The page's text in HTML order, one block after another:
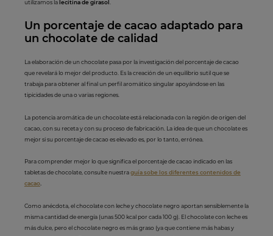
utilizamos lalecitina de girasol.
Un porcentaje de cacao adaptado para
un chocolate de calidad
La elaboración de un chocolate pasa por la investigación del porcentaje de cacao
que revelará lo mejor del producto. Es la creación de un equilibrio sutil que se
trabaja para obtener al final un perfil aromático singular apoyándose en las
tipicidades de una o varias regiones.
La potencia aromática de un chocolate está relacionada con la región de origen del
cacao, con su receta y con su proceso de fabricación. La idea de que un chocolate es
mejor si su porcentaje de cacao es elevado es, por lo tanto, errónea.
Para comprender mejor lo que significa el porcentaje de cacao indicado en las
tabletas de chocolate, consulte nuestraguía sobe los diferentes contenidos de
cacao.
Como anécdota, el chocolate con leche y chocolate negro aportan sensiblemente la
misma cantidad de energía (unas 500 kcal por cada 100 g). El chocolate con leche es
más dulce, pero el chocolate negro es más graso (ya que contiene más habas y